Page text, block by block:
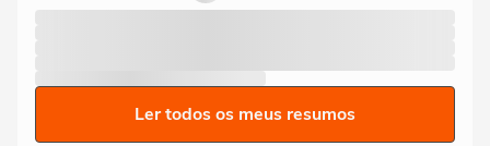
Ler todos os meus resumos